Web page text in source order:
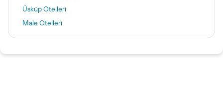
Üsküp Otelleri
Male Otelleri
İzmir otelleri